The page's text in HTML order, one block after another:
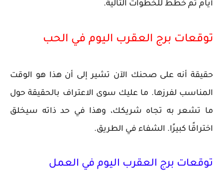
أيام ثم خطط للخطوات التالية.
توقعات برج العقرب اليوم في الحب
حقيقة أنه على صحنك الآن تشير إلى أن هذا هو الوقت
المناسب لفرزها. ما عليك سوى الاعتراف بالحقيقة حول
ما تشعر به تجاه شريكك، وهذا في حد ذاته سيخلق
اختراقًا كبيرًا. الشفاء في الطريق.
توقعات برج العقرب اليوم في العمل